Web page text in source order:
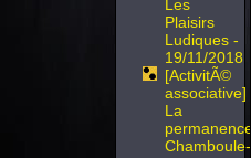
Les
Plaisirs
Ludiques -
19/11/2018
[ActivitÃ©
associative]
La
permanence
Chamboule-